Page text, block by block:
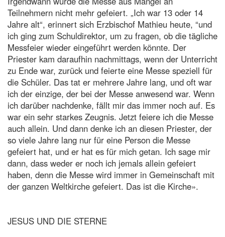
Teilnehmern nicht mehr gefeiert. „Ich war 13 oder 14
Jahre alt“, erinnert sich Erzbischof Mathieu heute, “und
ich ging zum Schuldirektor, um zu fragen, ob die tägliche
Messfeier wieder eingeführt werden könnte. Der
Priester kam daraufhin nachmittags, wenn der Unterricht
zu Ende war, zurück und feierte eine Messe speziell für
die Schüler. Das tat er mehrere Jahre lang, und oft war
ich der einzige, der bei der Messe anwesend war. Wenn
ich darüber nachdenke, fällt mir das immer noch auf. Es
war ein sehr starkes Zeugnis. Jetzt feiere ich die Messe
auch allein. Und dann denke ich an diesen Priester, der
so viele Jahre lang nur für eine Person die Messe
gefeiert hat, und er hat es für mich getan. Ich sage mir
dann, dass weder er noch ich jemals allein gefeiert
haben, denn die Messe wird immer in Gemeinschaft mit
der ganzen Weltkirche gefeiert. Das ist die Kirche».
JESUS UND DIE STERNE